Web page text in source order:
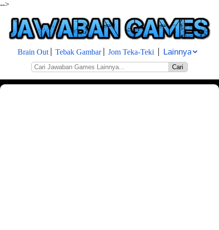
-->
Brain Out Tebak Gambar Jom Teka-Teki
Cari